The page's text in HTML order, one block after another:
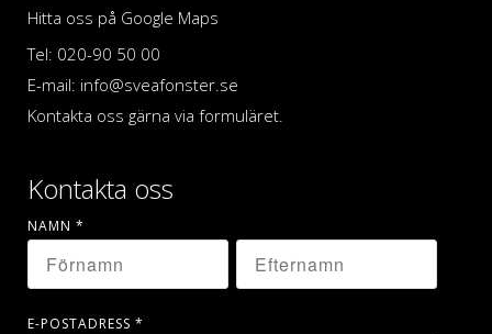
Hitta oss på Google Maps
Tel: 020-90 50 00
E-mail: info@sveafonster.se
Kontakta oss gärna via formuläret.
Kontakta oss
NAMN *
E-POSTADRESS *